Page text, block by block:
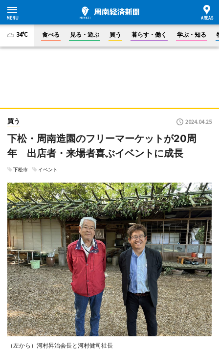
34°C 食べる 見る・遊ぶ 買う 暮らす・働く 学ぶ・知る
買う 2024.04.25
下松・周南造園のフリーマーケットが20周
年 出店者・来場者喜ぶイベントに成長
下松市 イベント
（左から）河村昇治会長と河村健司社長